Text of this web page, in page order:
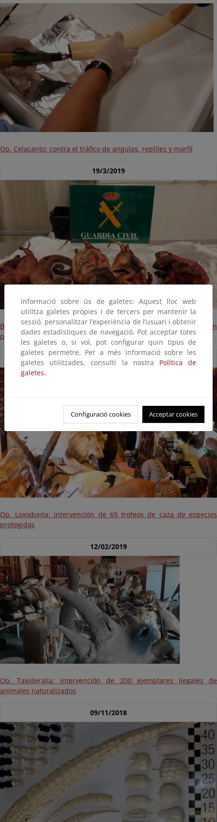
Op. Celacanto: contra el tráfico de angulas, reptiles y marfil
19/3/2019
Bushmeat en Barajas: se encuentran 4 puercoespines y un
pangolín en una maleta
03/03/2019
Op. Loxodonta: intervención de 69 trofeos de caza de especies
protegidas
12/02/2019
Op. Taxideralia: intervención de 200 ejemplares ilegales de
animales naturalizados
09/11/2018
Informació sobre ús de galetes: Aquest lloc web
utilitza galetes pròpies i de tercers per mantenir la
sessió, personalitzar l’experiència de l’usuari i obtenir
dades estadístiques de navegació. Pot acceptar totes
les galetes o, si vol, pot configurar quin tipus de
galetes permetre. Per a més informació sobre les
galetes utilitzades, consulti la nostra Política de
galetes.
Configuració cookies Acceptar cookies